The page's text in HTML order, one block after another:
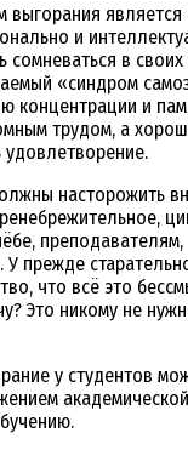
выгорания является
и
сомневаться в
«синдром
концентрации и
трудом, а
удовлетворение.
насторожить
преподавателям,
У прежде
что всё это
Это никому не
у студентов